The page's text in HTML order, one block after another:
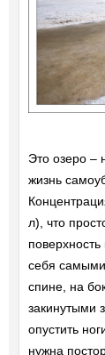
Это озеро –
жизнь
л), что
себя
спине, на
закинутыми
опустить
нужна